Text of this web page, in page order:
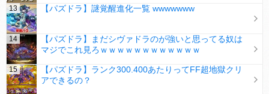
【パズドラ】謎覚醒進化一覧 wwwwwww
【パズドラ】まだシヴァドラのが強いと思ってる奴は
マジでこれ見ろｗｗｗｗｗｗｗｗｗｗｗｗ
【パズドラ】ランク300.400あたりってFF超地獄クリ
アできるの？